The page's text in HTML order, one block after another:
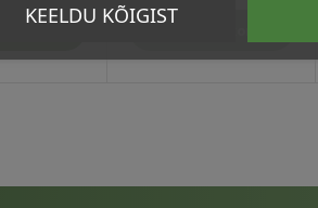
KEELDU KÕIGIST